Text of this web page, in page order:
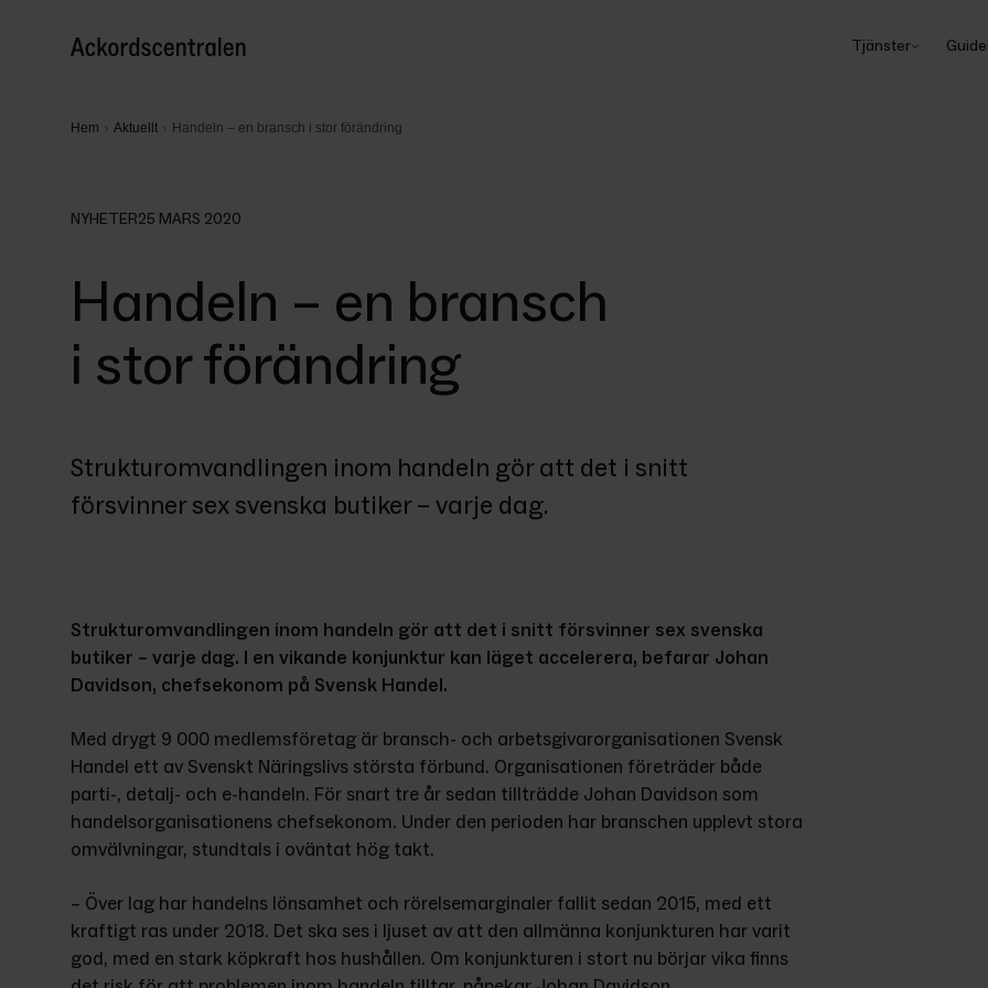
Tjänster
Hem Aktuellt Handeln – en bransch i stor förändring
NYHETER25 MARS 2020
Handeln – en bransch
i stor förändring
Strukturomvandlingen inom handeln gör att det i snitt
försvinner sex svenska butiker – varje dag.
Strukturomvandlingen inom handeln gör att det i snitt försvinner sex svenska
butiker – varje dag. I en vikande konjunktur kan läget accelerera, befarar Johan
Davidson, chefsekonom på Svensk Handel.
Med drygt 9 000 medlemsföretag är bransch- och arbetsgivarorganisationen Svensk
Handel ett av Svenskt Näringslivs största förbund. Organisationen företräder både
parti-, detalj- och e-handeln. För snart tre år sedan tillträdde Johan Davidson som
handelsorganisationens chefsekonom. Under den perioden har branschen upplevt stora
omvälvningar, stundtals i oväntat hög takt.
– Över lag har handelns lönsamhet och rörelsemarginaler fallit sedan 2015, med ett
kraftigt ras under 2018. Det ska ses i ljuset av att den allmänna konjunkturen har varit
god, med en stark köpkraft hos hushållen. Om konjunkturen i stort nu börjar vika finns